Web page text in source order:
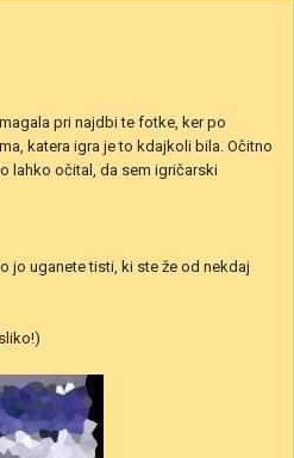
pri najdbi te fotke, ker po
katera igra je to kdajkoli bila. Očitno
lahko očital, da sem igričarski
jo uganete tisti, ki ste že od nekdaj